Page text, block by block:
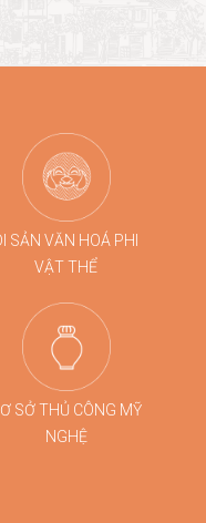
trình kích cầu du
SẢN VĂN HOÁ PHI
VẬT THỂ
SỞ THỦ CÔNG MỸ
NGHỆ